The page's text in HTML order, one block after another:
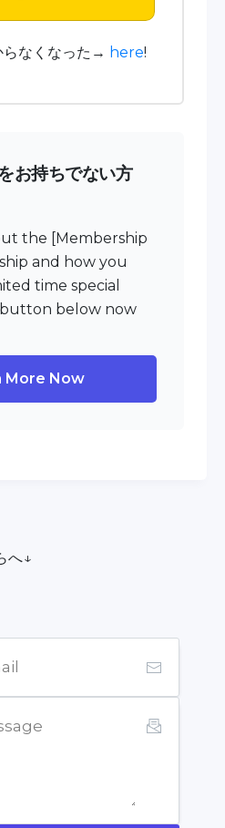
らなくなった→ here!
お持ちでない方
the [Membership
and how you
time special
below now
More Now
へ↓